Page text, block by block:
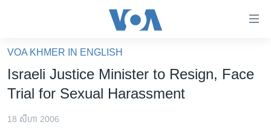
គេហទំព័រ​
ទាក់ទង
និង​
VOA KHMER IN ENGLISH
Israeli Justice Minister to Resign, Face
Trial for Sexual Harassment
18 សីហា 2006